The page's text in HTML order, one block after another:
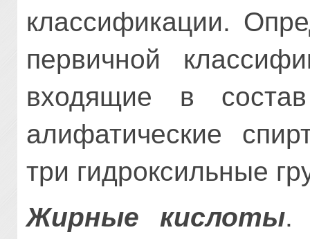
классификации.
первичной
входящие в
алифати­ческие
три гидроксильные
Жирные кислоты.